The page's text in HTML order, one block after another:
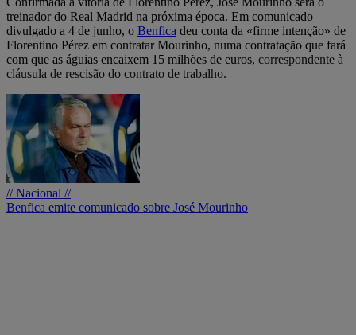
treinador do Real Madrid na próxima época. Em comunicado
divulgado a 4 de junho, o Benfica deu conta da «firme intenção» de
Florentino Pérez em contratar Mourinho, numa contratação que fará
com que as águias encaixem 15 milhões de euros, correspondente à
cláusula de rescisão do contrato de trabalho.
// Nacional //
Benfica emite comunicado sobre José Mourinho